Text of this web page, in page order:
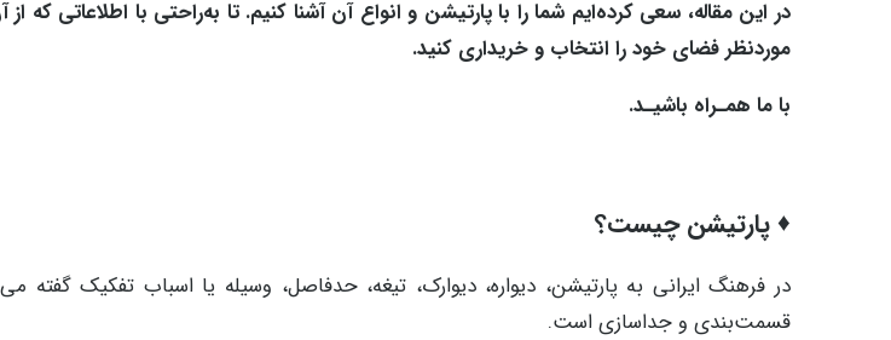
در این مقاله، سعی کرده‌ایم شما را با پارتیشن و انواع آن آشنا کنیم. تا به‌راحتی با اطلاعاتی که
موردنظر فضای خود را انتخاب و خریداری کنید.
با ما همـراه باشیـد.
♦ پارتیشن چیست؟
در فرهنگ ایرانی به پارتیشن، دیواره، دیوارک، تیغه، حدفاصل، وسیله یا اسباب تفکیک گفته
قسمت‌بندی و جداسازی است.